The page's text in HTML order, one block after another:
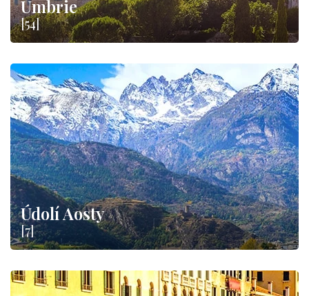
Umbrie
[54]
Údolí Aosty
[7]